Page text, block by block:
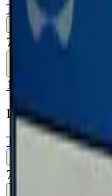
Terea Green ID
Пачка Блок×10
760 ₽
18+
Индонезия (ID)
Terea Black Green
Блок×10
760 ₽